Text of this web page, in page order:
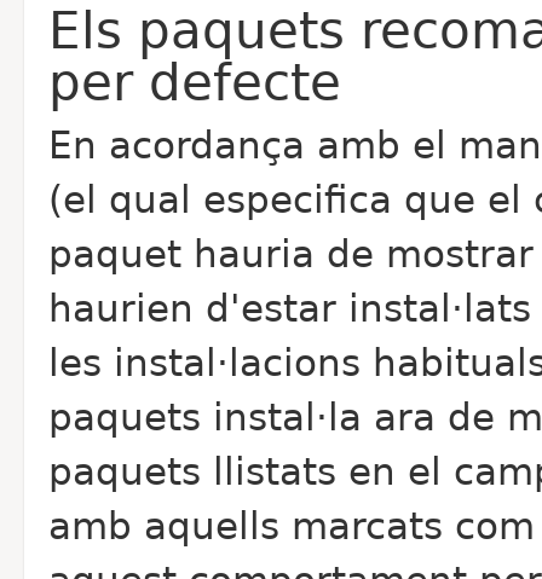
Els paquets
per defecte
En acordança amb el
(el qual especifica que el
paquet hauria de
haurien d'estar
les instal·lacions
paquets instal·la ara de
paquets llistats en el
amb aquells marcats